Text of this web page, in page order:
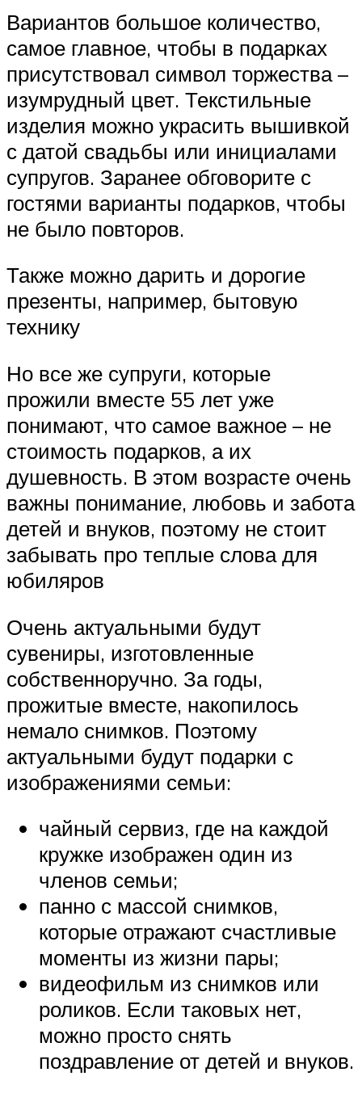
Вариантов большое количество,
самое главное, чтобы в подарках
присутствовал символ торжества –
изумрудный цвет. Текстильные
изделия можно украсить вышивкой
с датой свадьбы или инициалами
супругов. Заранее обговорите с
гостями варианты подарков, чтобы
не было повторов.
Также можно дарить и дорогие
презенты, например, бытовую
технику
Но все же супруги, которые
прожили вместе 55 лет уже
понимают, что самое важное – не
стоимость подарков, а их
душевность. В этом возрасте очень
важны понимание, любовь и забота
детей и внуков, поэтому не стоит
забывать про теплые слова для
юбиляров
Очень актуальными будут
сувениры, изготовленные
собственноручно. За годы,
прожитые вместе, накопилось
немало снимков. Поэтому
актуальными будут подарки с
изображениями семьи:
чайный сервиз, где на каждой
кружке изображен один из
членов семьи;
панно с массой снимков,
которые отражают счастливые
моменты из жизни пары;
видеофильм из снимков или
роликов. Если таковых нет,
можно просто снять
поздравление от детей и внуков.